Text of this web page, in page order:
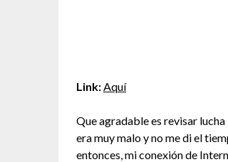
Link:Aquí
Que agradable es revisar
era muy malo y no me di el
entonces, mi conexión de